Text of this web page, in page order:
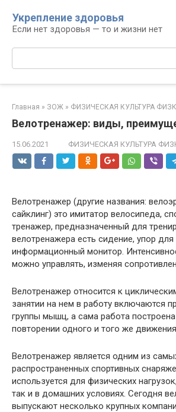
контенту
Укрепление здоровья
Если нет здоровья — то и жизни нет
Поиск:
Главная » ЗОЖ » ФИЗИЧЕСКАЯ КУЛЬТУРА
Велотренажер: виды,
15.06.2021 ФИЗИЧЕСКАЯ КУЛЬТУРА
Велотренажер (другие названия:
сайклинг) это имитатор велосипеда,
тренажер, предназначенный для
велотренажера есть сидение, упор для
информационный монитор.
можно управлять, изменяя
Велотренажер относится к
занятии на нем в работу включаются
группы мышц, а сама работа
повторении одного и того же
Велотренажер является одним из
распространенных спортивных
используется для физических
так и в домашних условиях. Сегодня
выпускают несколько крупных